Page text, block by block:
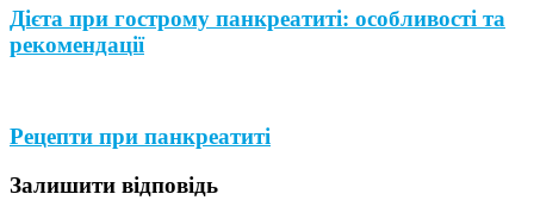
Дієта при гострому панкреатиті: особливості та
рекомендації
Рецепти при панкреатиті
Залишити відповідь